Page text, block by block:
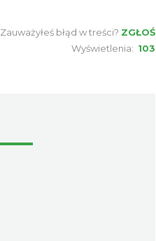
Zauważyłeś błąd w treści? ZGŁOŚ
Wyświetlenia: 103